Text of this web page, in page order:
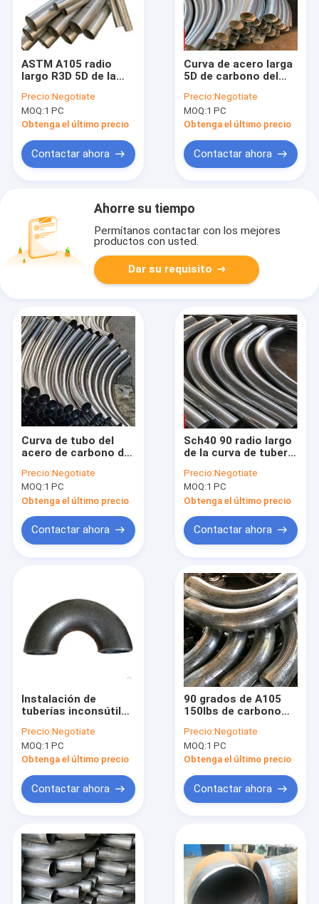
Productos
Sobre nosotros
ASTM A105 radio
largo R3D 5D de la
carbono de 90
grados
Precio:Negotiate
MOQ:1 PC
Obtenga el último precio
Contactar ahora
Curva de acero larga
5D de carbono del
tubería de acero de
90 grados
Precio:Negotiate
MOQ:1 PC
Obtenga el último precio
Contactar ahora
Ahorre su tiempo
Permítanos contactar con los mejores
productos con usted.
Dar su requisito
Curva de tubo del
acero de carbono del
5D 90 grados
Precio:Negotiate
MOQ:1 PC
Obtenga el último precio
Contactar ahora
Sch40 90 radio largo
de la curva de tubería
del grado 5D 2.5D
Precio:Negotiate
MOQ:1 PC
Obtenga el último precio
Contactar ahora
Instalación de
tuberías inconsútil
negro de la curva del
acero de carbono
Sch40
Precio:Negotiate
MOQ:1 PC
Obtenga el último precio
Contactar ahora
90 grados de A105
150lbs de carbono
de la instalación de
tuberías maleable
Precio:Negotiate
MOQ:1 PC
Obtenga el último precio
Contactar ahora